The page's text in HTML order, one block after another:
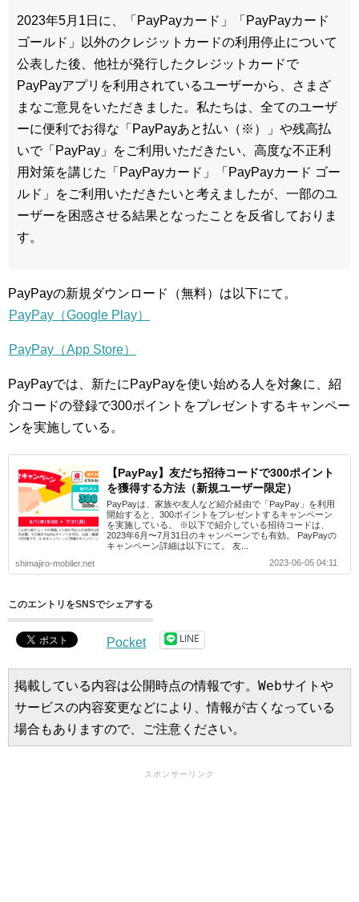
2023年5月1日に、「PayPayカード」「PayPayカード
ゴールド」以外のクレジットカードの利用停止について
公表した後、他社が発行したクレジットカードで
PayPayアプリを利用されているユーザーから、さまざ
まなご意見をいただきました。私たちは、全てのユーザ
ーに便利でお得な「PayPayあと払い（※）」や残高払
いで「PayPay」をご利用いただきたい、高度な不正利
用対策を講じた「PayPayカード」「PayPayカード ゴー
ルド」をご利用いただきたいと考えましたが、一部のユ
ーザーを困惑させる結果となったことを反省しておりま
す。
PayPayの新規ダウンロード（無料）は以下にて。
PayPay（Google Play）
PayPay（App Store）
PayPayでは、新たにPayPayを使い始める人を対象に、紹
介コードの登録で300ポイントをプレゼントするキャンペー
ンを実施している。
【PayPay】友だち招待コードで300ポイント
を獲得する方法（新規ユーザー限定）
PayPayは、家族や友人など紹介経由で「PayPay」を利用
開始すると、300ポイントをプレゼントするキャンペーン
を実施している。 ※以下で紹介している招待コードは、
2023年6月〜7月31日のキャンペーンでも有効。 PayPayの
キャンペーン詳細は以下にて。 友...
shimajiro-mobiler.net
2023-06-05 04:11
このエントリをSNSでシェアする
Pocket LINE
掲載している内容は公開時点の情報です。Webサイトや
サービスの内容変更などにより、情報が古くなっている
場合もありますので、ご注意ください。
スポンサーリンク